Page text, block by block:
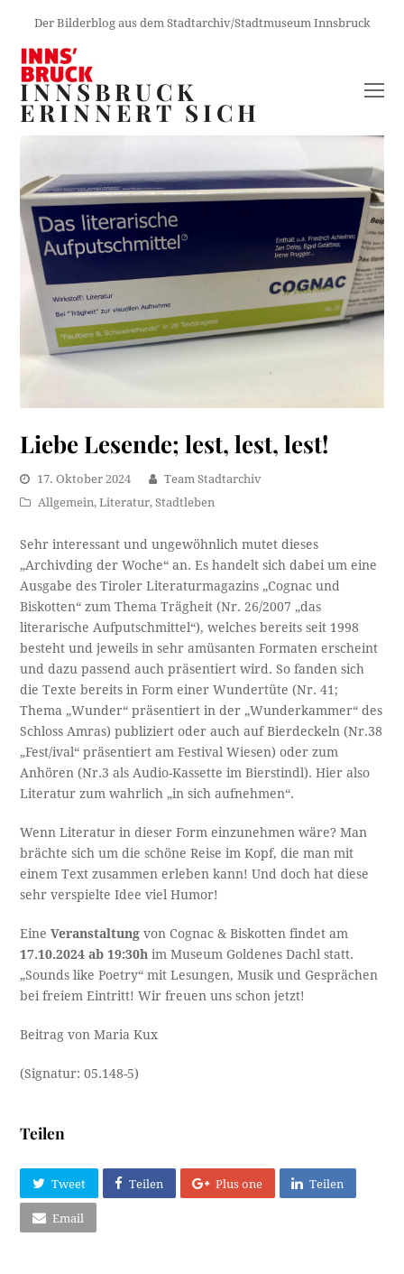
Der Bilderblog aus dem Stadtarchiv/Stadtmuseum Innsbruck
INNSBRUCK
ERINNERT SICH
Liebe Lesende; lest, lest, lest!
17. Oktober 2024
Team Stadtarchiv
Allgemein,Literatur,Stadtleben
Sehr interessant und ungewöhnlich mutet dieses
„Archivding der Woche“ an. Es handelt sich dabei um eine
Ausgabe des Tiroler Literaturmagazins „Cognac und
Biskotten“ zum Thema Trägheit (Nr. 26/2007 „das
literarische Aufputschmittel“), welches bereits seit 1998
besteht und jeweils in sehr amüsanten Formaten erscheint
und dazu passend auch präsentiert wird. So fanden sich
die Texte bereits in Form einer Wundertüte (Nr. 41;
Thema „Wunder“ präsentiert in der „Wunderkammer“ des
Schloss Amras) publiziert oder auch auf Bierdeckeln (Nr.38
„Fest/ival“ präsentiert am Festival Wiesen) oder zum
Anhören (Nr.3 als Audio-Kassette im Bierstindl). Hier also
Literatur zum wahrlich „in sich aufnehmen“.
Wenn Literatur in dieser Form einzunehmen wäre? Man
brächte sich um die schöne Reise im Kopf, die man mit
einem Text zusammen erleben kann! Und doch hat diese
sehr verspielte Idee viel Humor!
EineVeranstaltung von Cognac & Biskotten findet am
17.10.2024 ab 19:30h im Museum Goldenes Dachl statt.
„Sounds like Poetry“ mit Lesungen, Musik und Gesprächen
bei freiem Eintritt! Wir freuen uns schon jetzt!
Beitrag von Maria Kux
(Signatur: 05.148-5)
Teilen
Tweet Teilen Plus one Teilen
Email